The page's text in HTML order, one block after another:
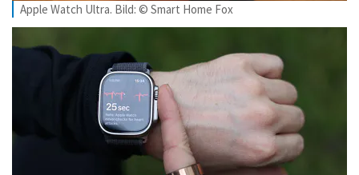
Apple Watch Ultra. Bild: © Smart Home Fox